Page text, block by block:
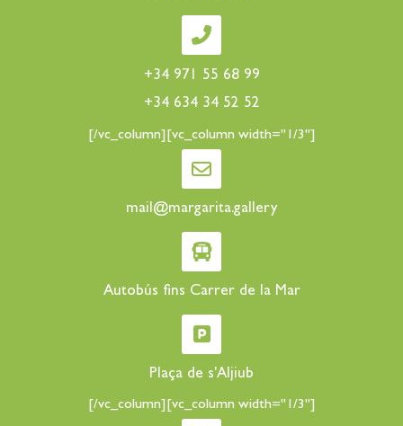
+34 971 55 68 99
+34 634 34 52 52
[/vc_column][vc_column width="1/3"]
mail@margarita.gallery
Autobús fins Carrer de la Mar
Plaça de s'Aljiub
[/vc_column][vc_column width="1/3"]